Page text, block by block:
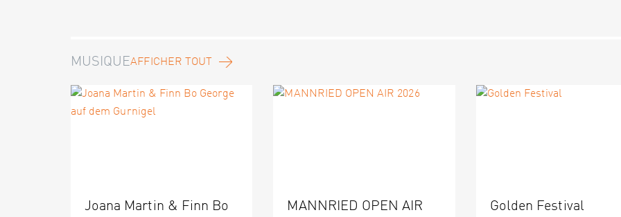
MUSIQUEAFFICHER TOUT
Joana Martin & Finn Bo
MANNRIED OPEN AIR
Golden Festival